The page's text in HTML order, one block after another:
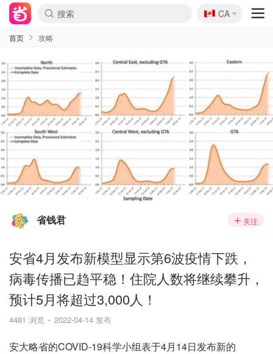
🇨🇦
CA
首页 攻略
省钱君 关注
安省4月发布新模型显示第6波疫情下跌，
病毒传播已趋平稳！住院人数将继续攀升，
预计5月将超过3,000人！
4481 浏览 2022-04-14 发布
安大略省的COVID-19科学小组表于4月14日发布新的